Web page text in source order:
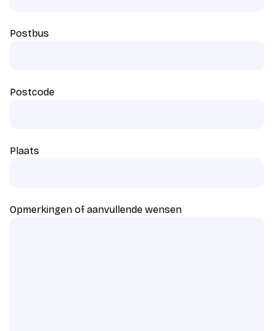
Postbus
Postcode
Plaats
Opmerkingen of aanvullende wensen